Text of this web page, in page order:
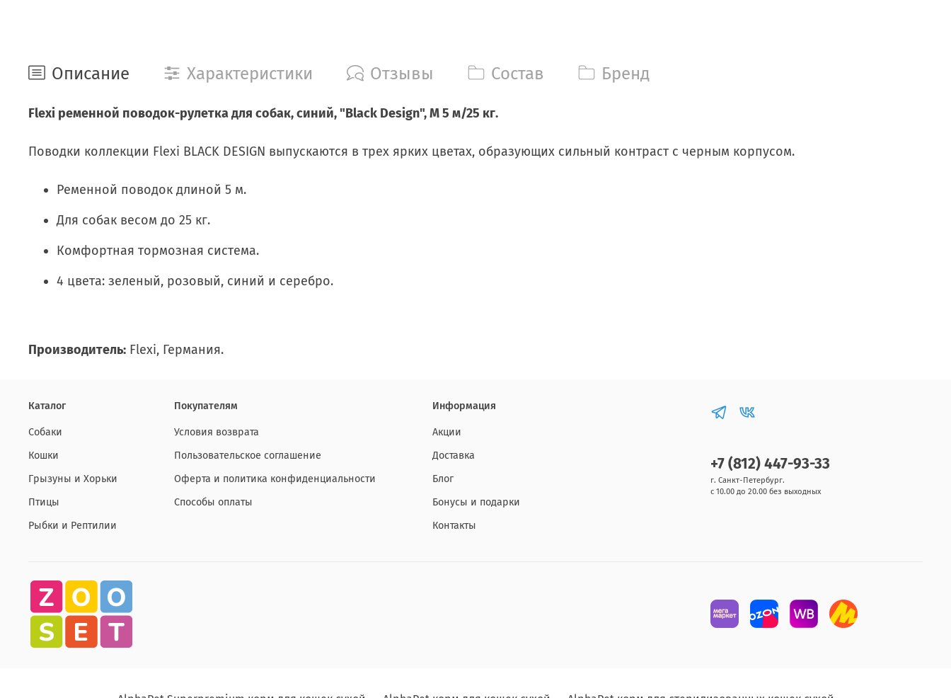
Описание Характеристики Отзывы Состав Бренд
Flexi ременной поводок-рулетка для собак, синий, "Black Design", M 5 м/25 кг.
Поводки коллекции Flexi BLACK DESIGN выпускаются в трех ярких цветах, образующих сильный контраст с черным корпусом.
Pеменной поводок длиной 5 м.
Для собак весом до 25 кг.
Комфортная тормозная система.
4 цветa: зеленый, розовый, синий и серебро.
Производитель: Flexi, Германия.
Каталог
Собаки
Кошки
Грызуны и Хорьки
Птицы
Рыбки и Рептилии
Покупателям
Условия возврата
Пользовательское соглашение
Оферта и политика конфиденциальности
Способы оплаты
Информация
Акции
Доставка
Блог
Бонусы и подарки
Контакты
+7 (812) 447-93-33
г. Санкт-Петербург.
с 10.00 до 20.00 без выходных